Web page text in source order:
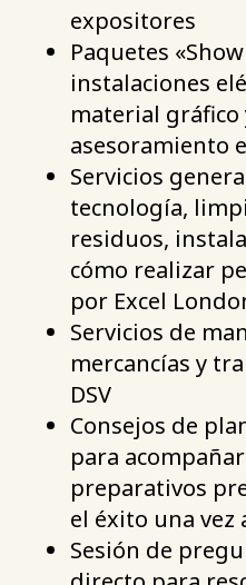
expositores
Paquetes
instalaciones
material gráfico
asesoramiento
Servicios
tecnología,
residuos,
cómo realizar
por Excel
Servicios de
mercancías y
DSV
Consejos de
para
preparativos
el éxito una vez
Sesión de